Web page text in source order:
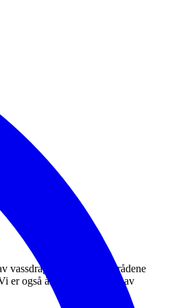
og verneområdene
er også årlig medarrangør av